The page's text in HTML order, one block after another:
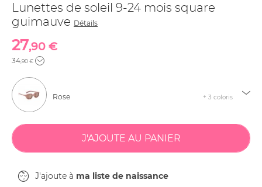
Lunettes de soleil 9-24 mois square
guimauve Détails
27,90 €
34,90 €
Rose + 3 coloris
J'ajoute à ma liste de naissance